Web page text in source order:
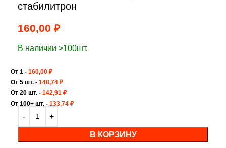
стабилитрон
160,00 ₽
В наличии >100шт.
От 1 - 160,00 ₽
От 5 шт. - 148,74 ₽
От 20 шт. - 142,91 ₽
От 100+ шт. - 133,74 ₽
В КОРЗИНУ